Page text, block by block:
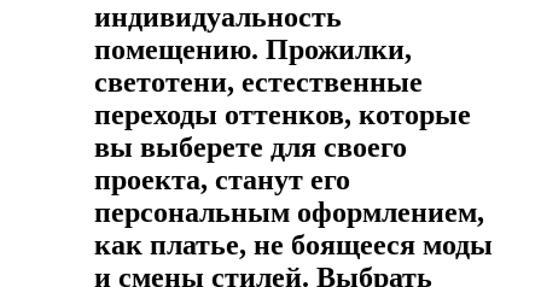
индивидуальность
помещению. Прожилки,
светотени, естественные
переходы оттенков, которые
вы выберете для своего
проекта, станут его
персональным оформлением,
как платье, не боящееся моды
и смены стилей. Выбрать